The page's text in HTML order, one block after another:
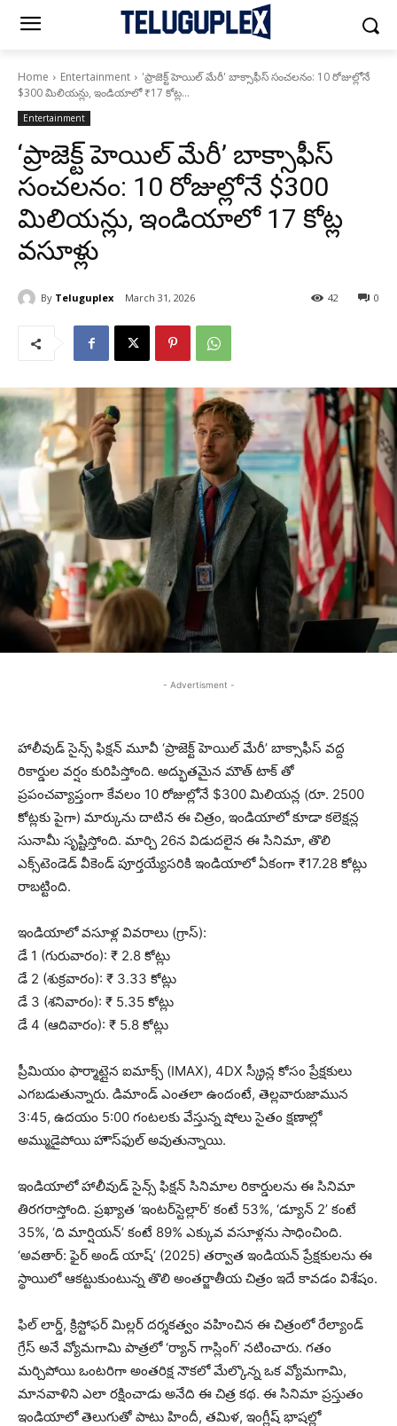
Home Entertainment
'ప్రాజెక్ట్ హెయిల్ మేరీ' బాక్సాఫీస్ సంచలనం: 10 రోజుల్లోనే
$300 మిలియన్లు, ఇండియాలో ₹17 కోట్ల...
Entertainment
‘ప్రాజెక్ట్ హెయిల్ మేరీ’ బాక్సాఫీస్
సంచలనం: 10 రోజుల్లోనే $300
మిలియన్లు, ఇండియాలో ₹17 కోట్ల
వసూళ్లు
By Teluguplex March 31, 2026 0
42
- Advertisment -
హాలీవుడ్ సైన్స్ ఫిక్షన్ మూవీ ‘ప్రాజెక్ట్ హెయిల్ మేరీ’ బాక్సాఫీస్ వద్ద
రికార్డుల వర్షం కురిపిస్తోంది. అద్భుతమైన మౌత్ టాక్ తో
ప్రపంచవ్యాప్తంగా కేవలం 10 రోజుల్లోనే $300 మిలియన్ల (రూ. 2500
కోట్లకు పైగా) మార్కును దాటిన ఈ చిత్రం, ఇండియాలో కూడా కలెక్షన్ల
సునామీ సృష్టిస్తోంది. మార్చి 26న విడుదలైన ఈ సినిమా, తొలి
ఎక్స్‌టెండెడ్ వీకెండ్ పూర్తయ్యేసరికి ఇండియాలో ఏకంగా ₹17.28 కోట్లు
రాబట్టింది.
ఇండియాలో వసూళ్ల వివరాలు (గ్రాస్):
డే 1 (గురువారం): ₹ 2.8 కోట్లు
డే 2 (శుక్రవారం): ₹ 3.33 కోట్లు
డే 3 (శనివారం): ₹ 5.35 కోట్లు
డే 4 (ఆదివారం): ₹ 5.8 కోట్లు
ప్రీమియం ఫార్మాట్లైన ఐమాక్స్ (IMAX), 4DX స్క్రీన్ల కోసం ప్రేక్షకులు
ఎగబడుతున్నారు. డిమాండ్ ఎంతలా ఉందంటే, తెల్లవారుజామున
3:45, ఉదయం 5:00 గంటలకు వేస్తున్న షోలు సైతం క్షణాల్లో
అమ్ముడైపోయి హౌస్‌ఫుల్ అవుతున్నాయి.
ఇండియాలో హాలీవుడ్ సైన్స్ ఫిక్షన్ సినిమాల రికార్డులను ఈ సినిమా
తిరగరాస్తోంది. ప్రఖ్యాత ‘ఇంటర్‌స్టెల్లార్’ కంటే 53%, ‘డ్యూన్ 2’ కంటే
35%, ‘ది మార్షియన్’ కంటే 89% ఎక్కువ వసూళ్లను సాధించింది.
‘అవతార్: ఫైర్ అండ్ యాష్’ (2025) తర్వాత ఇండియన్ ప్రేక్షకులను ఈ
స్థాయిలో ఆకట్టుకుంటున్న తొలి అంతర్జాతీయ చిత్రం ఇదే కావడం విశేషం.
ఫిల్ లార్డ్, క్రిస్టోఫర్ మిల్లర్ దర్శకత్వం వహించిన ఈ చిత్రంలో రేల్యాండ్
గ్రేస్ అనే వ్యోమగామి పాత్రలో ‘ర్యాన్ గాస్లింగ్’ నటించారు. గతం
మర్చిపోయి ఒంటరిగా అంతరిక్ష నౌకలో మేల్కొన్న ఒక వ్యోమగామి,
మానవాళిని ఎలా రక్షించాడు అనేది ఈ చిత్ర కథ. ఈ సినిమా ప్రస్తుతం
ఇండియాలో తెలుగుతో పాటు హిందీ, తమిళ, ఇంగ్లీష్ భాషల్లో